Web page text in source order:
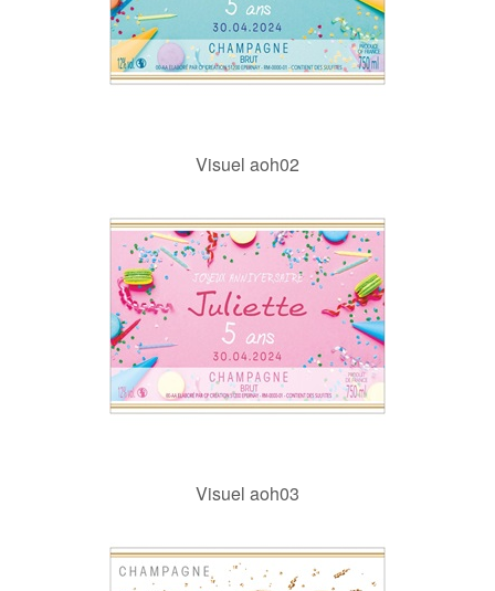
Visuel aoh02
Visuel aoh03